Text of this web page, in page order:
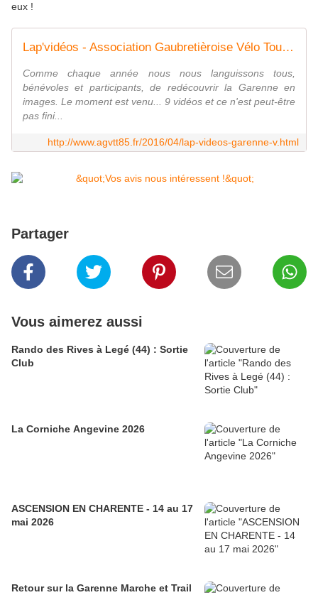
eux !
Lap'vidéos - Association Gaubretièroise Vélo Tout Terrain
Comme chaque année nous nous languissons tous,
bénévoles et participants, de redécouvrir la Garenne en
images. Le moment est venu... 9 vidéos et ce n'est peut-être
pas fini...
http://www.agvtt85.fr/2016/04/lap-videos-garenne-v.html
Partager
Vous aimerez aussi
Rando des Rives à Legé (44) : Sortie
Club
La Corniche Angevine 2026
ASCENSION EN CHARENTE - 14 au 17
mai 2026
Retour sur la Garenne Marche et Trail